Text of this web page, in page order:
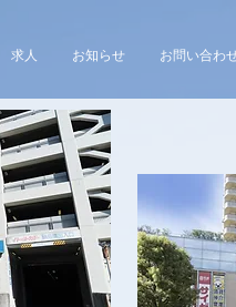
求人 お知らせ お問い合わ